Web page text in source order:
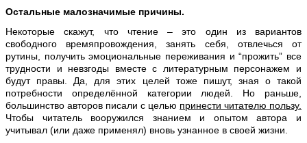
Остальные малозначимые причины.
Некоторые скажут, что чтение – это один из вариантов
свободного времяпровождения, занять себя, отвлечься от
рутины, получить эмоциональные переживания и “прожить” все
трудности и невзгоды вместе с литературным персонажем и
будут правы. Да, для этих целей тоже пишут, зная о такой
потребности определённой категории людей. Но раньше,
большинство авторов писали с целью принести читателю пользу.
Чтобы читатель вооружился знанием и опытом автора и
учитывал (или даже применял) вновь узнанное в своей жизни.